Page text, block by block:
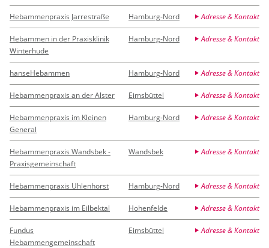
Hebammenpraxis Jarrestraße Hamburg-Nord Adresse & Kontakt
Hebammen in der Praxisklinik
Winterhude
Hamburg-Nord Adresse & Kontakt
hanseHebammen Hamburg-Nord Adresse & Kontakt
Hebammenpraxis an der Alster Eimsbüttel Adresse & Kontakt
Hebammenpraxis im Kleinen
General
Hamburg-Nord Adresse & Kontakt
Hebammenpraxis Wandsbek -
Praxisgemeinschaft
Wandsbek Adresse & Kontakt
Hebammenpraxis Uhlenhorst Hamburg-Nord Adresse & Kontakt
Hebammenpraxis im Eilbektal Hohenfelde Adresse & Kontakt
Fundus
Hebammengemeinschaft
Eimsbüttel Adresse & Kontakt